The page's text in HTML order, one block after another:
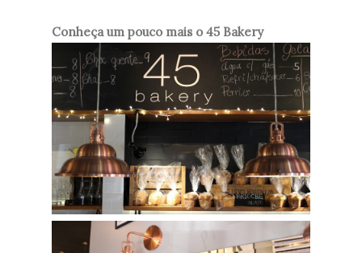
Conheça um pouco mais o 45 Bakery